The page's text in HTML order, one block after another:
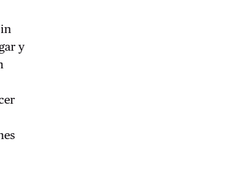
y